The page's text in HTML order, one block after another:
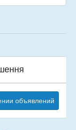
объявлений